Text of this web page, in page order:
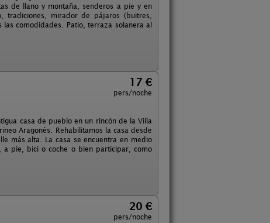
de llano y montaña, senderos a pie y en
mirador de pájaros (buitres,
comodidades. Patio, terraza solanera al
17 €
pers/noche
casa de pueblo en un rincón de la Villa
Aragonés. Rehabilitamos la casa desde
más alta. La casa se encuentra en medio
a pie, bici o coche o bien participar, como
20 €
pers/noche